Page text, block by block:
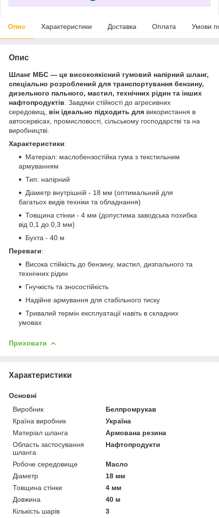
Опис Характеристики Доставка Оплата Умови
Опис
Шланг МБС — це високоякісний гумовий напірний шланг,
спеціально розроблений для транспортування бензину,
дизельного пального, мастил, технічних рідин та інших
нафтопродуктів . Завдяки стійкості до агресивних
середовищ, він ідеально підходить для використання в
автосервісах, промисловості, сільському господарстві та на
виробництві.
Характеристики:
Матеріал: маслобензостійка гума з текстильним
армуванням
Тип: напірний
Діаметр внутрішній - 18 мм (оптимальний для
багатьох видів техніки та обладнання)
Товщина стінки - 4 мм (допустима заводська похибка
від 0,1 до 0,3 мм)
Бухта - 40 м
Переваги:
Висока стійкість до бензину, мастил, дизпального та
технічних рідин
Гнучкість та зносостійкість
Надійне армування для стабільного тиску
Тривалий термін експлуатації навіть в складних
умовах
Приховати
Характеристики
Основні
Виробник
Белпромрукав
Країна виробник
Україна
Матеріал шланга
Армована резина
Область застосування
шланга
Нафтопродукти
Робоче середовище
Масло
Діаметр
18 мм
Товщина стінки
4 мм
Довжина
40 м
Кількість шарів
3